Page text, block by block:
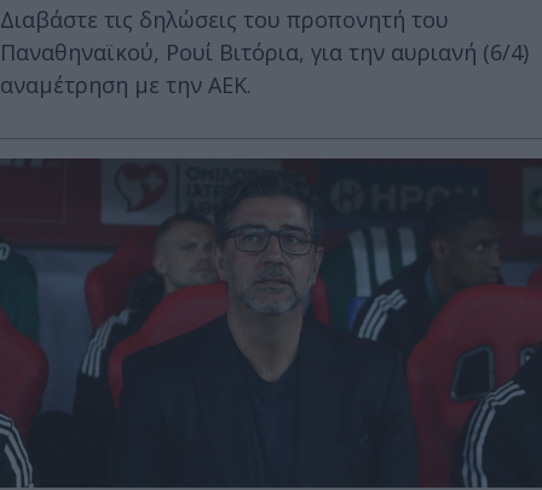
Διαβάστε τις δηλώσεις του προπονητή του
Παναθηναϊκού, Ρουί Βιτόρια, για την αυριανή (6/4)
αναμέτρηση με την ΑΕΚ.